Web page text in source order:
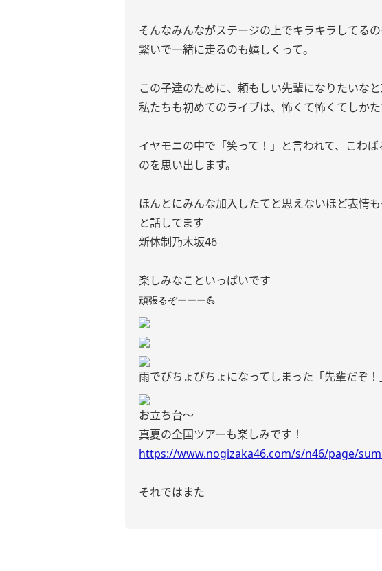
そんなみんながステージの上でキラキラしてる
繋いで一緒に走るのも嬉しくって。
この子達のために、頼もしい先輩になりたいな
私たちも初めてのライブは、怖くて怖くてしかた
イヤモニの中で「笑って！」と言われて、こわ
のを思い出します。
ほんとにみんな加入したてと思えないほど表情
と話してます
新体制乃木坂46
楽しみなこといっぱいです
頑張るぞーーー💪
雨でびちょびちょになってしまった「先輩だぞ！
お立ち台〜
真夏の全国ツアーも楽しみです！
https://www.nogizaka46.com/s/n46/page/
それではまた